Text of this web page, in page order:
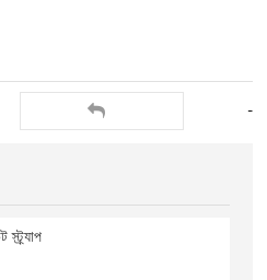
-
স্ট্র্যাপ